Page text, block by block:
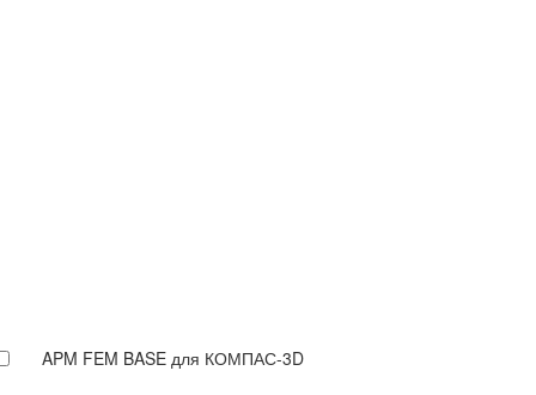
APM FEM BASE для КОМПАС-3D